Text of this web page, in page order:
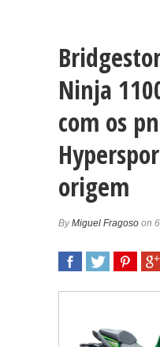
Ninja
com os
origem
ByMiguel Fragoso on